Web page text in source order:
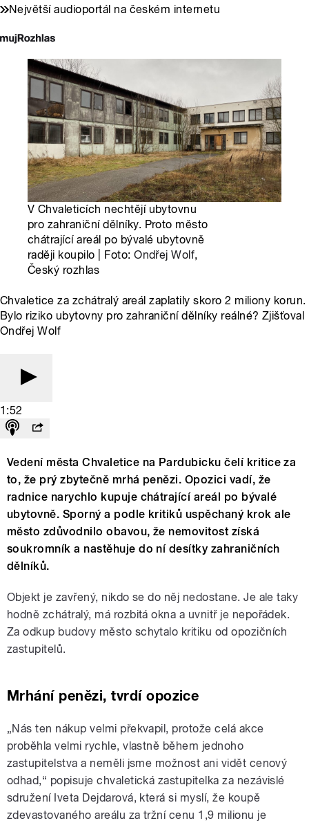
Největší audioportál na českém internetu
V Chvaleticích nechtějí ubytovnu
pro zahraniční dělníky. Proto město
chátrající areál po bývalé ubytovně
raději koupilo | Foto:Ondřej Wolf,
Český rozhlas
Chvaletice za zchátralý areál zaplatily skoro 2 miliony korun.
Bylo riziko ubytovny pro zahraniční dělníky reálné? Zjišťoval
Ondřej Wolf
1:52
Vedení města Chvaletice na Pardubicku čelí kritice za
to, že prý zbytečně mrhá penězi. Opozici vadí, že
radnice narychlo kupuje chátrající areál po bývalé
ubytovně. Sporný a podle kritiků uspěchaný krok ale
město zdůvodnilo obavou, že nemovitost získá
soukromník a nastěhuje do ní desítky zahraničních
dělníků.
Objekt je zavřený, nikdo se do něj nedostane. Je ale taky
hodně zchátralý, má rozbitá okna a uvnitř je nepořádek.
Za odkup budovy město schytalo kritiku od opozičních
zastupitelů.
Mrhání penězi, tvrdí opozice
„Nás ten nákup velmi překvapil, protože celá akce
proběhla velmi rychle, vlastně během jednoho
zastupitelstva a neměli jsme možnost ani vidět cenový
odhad,“ popisuje chvaletická zastupitelka za nezávislé
sdružení Iveta Dejdarová, která si myslí, že koupě
zdevastovaného areálu za tržní cenu 1,9 milionu je